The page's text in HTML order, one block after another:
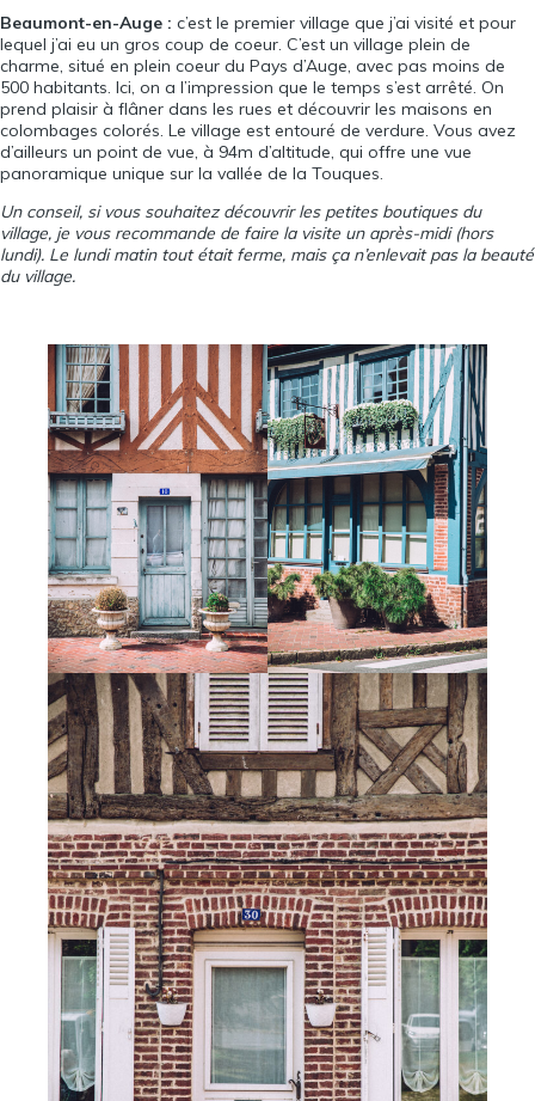
Beaumont-en-Auge : c’est le premier village que j’ai visité et pour
lequel j’ai eu un gros coup de coeur. C’est un village plein de
charme, situé en plein coeur du Pays d’Auge, avec pas moins de
500 habitants. Ici, on a l’impression que le temps s’est arrêté. On
prend plaisir à flâner dans les rues et découvrir les maisons en
colombages colorés. Le village est entouré de verdure. Vous avez
d’ailleurs un point de vue, à 94m d’altitude, qui offre une vue
panoramique unique sur la vallée de la Touques.
Un conseil, si vous souhaitez découvrir les petites boutiques du
village, je vous recommande de faire la visite un après-midi (hors
lundi). Le lundi matin tout était ferme, mais ça n’enlevait pas la beauté
du village.